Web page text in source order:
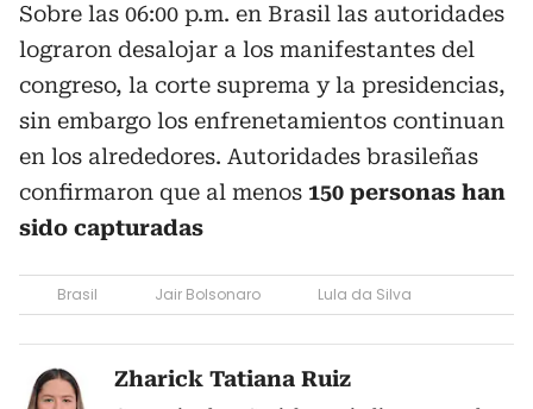
Sobre las 06:00 p.m. en Brasil las autoridades
lograron desalojar a los manifestantes del
congreso, la corte suprema y la presidencias,
sin embargo los enfrenetamientos continuan
en los alrededores. Autoridades brasileñas
confirmaron que al menos 150 personas han
sido capturadas
Brasil Jair Bolsonaro Lula da Silva
Zharick Tatiana Ruiz